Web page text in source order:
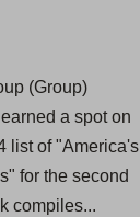
(Group)
a spot on
list of "America's
for the second
compiles...